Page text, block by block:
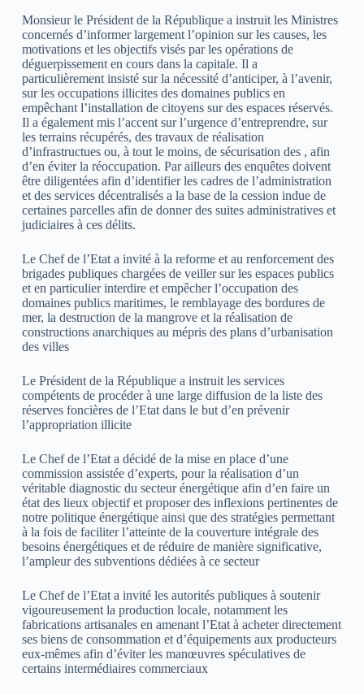
Monsieur le Président de la République a instruit les Ministres
concernés d’informer largement l’opinion sur les causes, les
motivations et les objectifs visés par les opérations de
déguerpissement en cours dans la capitale. Il a
particulièrement insisté sur la nécessité d’anticiper, à l’avenir,
sur les occupations illicites des domaines publics en
empêchant l’installation de citoyens sur des espaces réservés.
Il a également mis l’accent sur l’urgence d’entreprendre, sur
les terrains récupérés, des travaux de réalisation
d’infrastructues ou, à tout le moins, de sécurisation des , afin
d’en éviter la réoccupation. Par ailleurs des enquêtes doivent
être diligentées afin d’identifier les cadres de l’administration
et des services décentralisés a la base de la cession indue de
certaines parcelles afin de donner des suites administratives et
judiciaires à ces délits.
Le Chef de l’Etat a invité à la reforme et au renforcement des
brigades publiques chargées de veiller sur les espaces publics
et en particulier interdire et empêcher l’occupation des
domaines publics maritimes, le remblayage des bordures de
mer, la destruction de la mangrove et la réalisation de
constructions anarchiques au mépris des plans d’urbanisation
des villes
Le Président de la République a instruit les services
compétents de procéder à une large diffusion de la liste des
réserves foncières de l’Etat dans le but d’en prévenir
l’appropriation illicite
Le Chef de l’Etat a décidé de la mise en place d’une
commission assistée d’experts, pour la réalisation d’un
véritable diagnostic du secteur énergétique afin d’en faire un
état des lieux objectif et proposer des inflexions pertinentes de
notre politique énergétique ainsi que des stratégies permettant
à la fois de faciliter l’atteinte de la couverture intégrale des
besoins énergétiques et de réduire de manière significative,
l’ampleur des subventions dédiées à ce secteur
Le Chef de l’Etat a invité les autorités publiques à soutenir
vigoureusement la production locale, notamment les
fabrications artisanales en amenant l’Etat à acheter directement
ses biens de consommation et d’équipements aux producteurs
eux-mêmes afin d’éviter les manœuvres spéculatives de
certains intermédiaires commerciaux